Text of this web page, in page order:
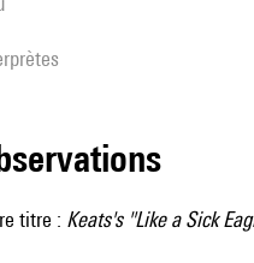
titre : Keats's "Like a Sick